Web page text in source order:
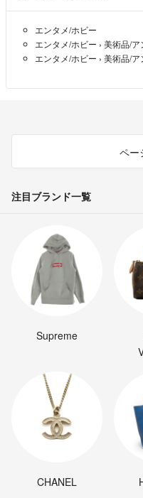
よろしくお願いします。
深海 - 約5年前
ぽぽ - 約5年前
購入申請しました。
- 約5年前
33万でお願いします
むらむらお - 約5年前
エンタメ/ホビー
エンタメ/ホビー › 美術品/ア
エンタメ/ホビー › 美術品/ア
ペー
注目ブランド一覧
Supreme
CHANEL